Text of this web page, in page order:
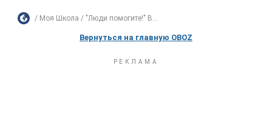
Моя Школа "Люди помогите!" В...
Вернуться на главную OBOZ